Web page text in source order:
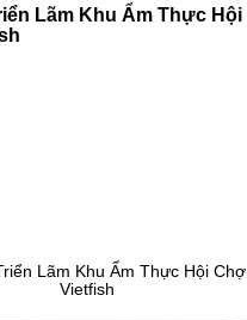
Lãm Khu Ẩm Thực Hội
Lãm Khu Ẩm Thực Hội Chợ
Vietfish